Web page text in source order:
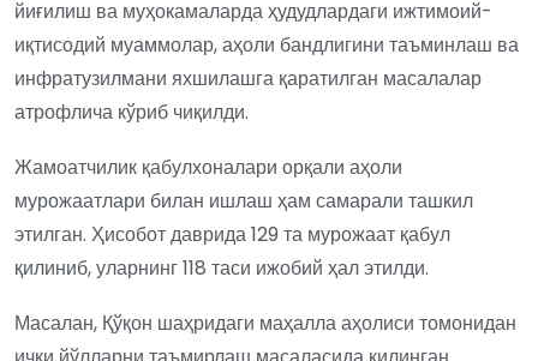
йиғилиш ва муҳокамаларда ҳудудлардаги ижтимоий-
иқтисодий муаммолар, аҳоли бандлигини таъминлаш ва
инфратузилмани яхшилашга қаратилган масалалар
атрофлича кўриб чиқилди.
Жамоатчилик қабулхоналари орқали аҳоли
мурожаатлари билан ишлаш ҳам самарали ташкил
этилган. Ҳисобот даврида 129 та мурожаат қабул
қилиниб, уларнинг 118 таси ижобий ҳал этилди.
Масалан, Қўқон шаҳридаги маҳалла аҳолиси томонидан